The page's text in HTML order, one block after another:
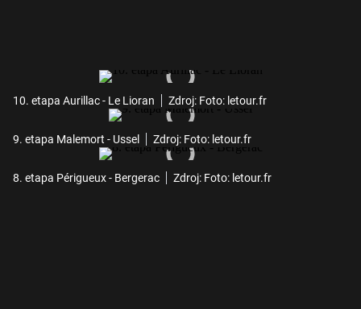
10. etapa Aurillac - Le Lioran Zdroj: Foto: letour.fr
9. etapa Malemort - Ussel Zdroj: Foto: letour.fr
8. etapa Périgueux - Bergerac Zdroj: Foto: letour.fr